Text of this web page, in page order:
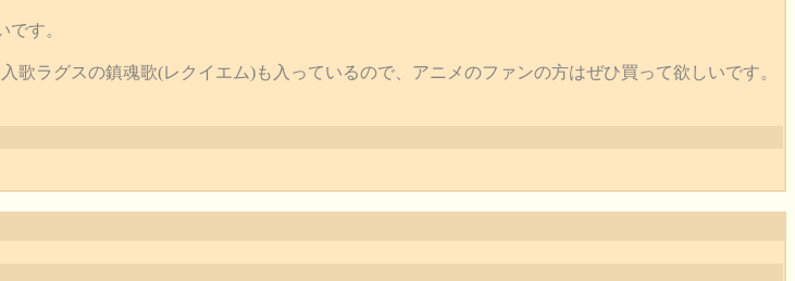
す。
歌ラグスの鎮魂歌(レクイエム)も入っているので、アニメのファンの方はぜひ買って欲しいです。